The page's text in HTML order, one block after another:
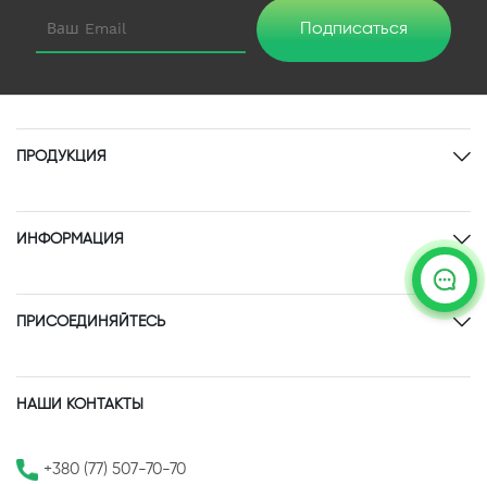
Подписаться
ПРОДУКЦИЯ
ИНФОРМАЦИЯ
ПРИСОЕДИНЯЙТЕСЬ
НАШИ КОНТАКТЫ
+380 (77) 507-70-70